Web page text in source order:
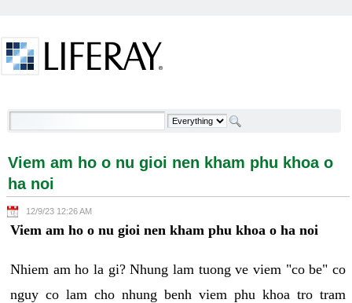
Viem am ho o nu gioi nen kham phu khoa o ha noi -
Viem am ho o nu gioi nen kham phu khoa o
ha noi
12/9/23 12:26 AM
Viem am ho o nu gioi nen kham phu khoa o ha noi
Nhiem am ho la gi? Nhung lam tuong ve viem "co be" co
nguy co lam cho nhung benh viem phu khoa tro tram